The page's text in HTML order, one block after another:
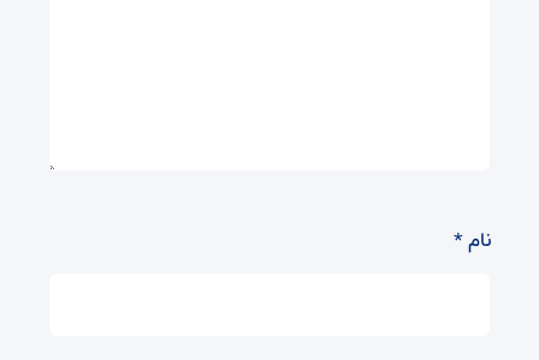
نام*